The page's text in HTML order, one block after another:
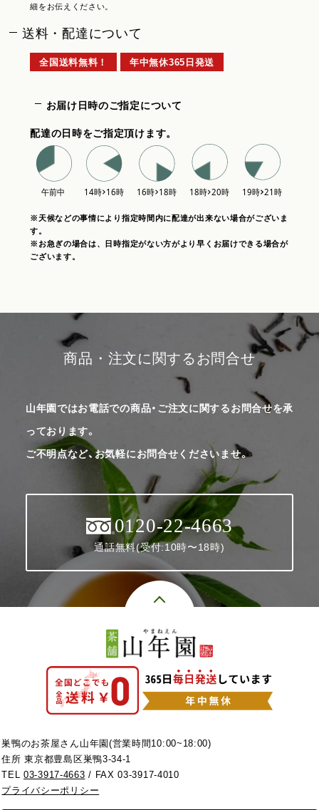
細をお伝えください。
送料・配達について
全国送料無料！ 年中無休365日発送
お届け日時のご指定について
配達の日時をご指定頂けます。
※天候などの事情により指定時間内に配達が出来ない場合がございま
す。
※お急ぎの場合は、日時指定がない方がより早くお届けできる場合が
ございます。
商品・注文に関するお問合せ
山年園ではお電話での商品・ご注文に関するお問合せを承
っております。
ご不明点など、お気軽にお問合せくださいませ。
0120-22-4663
通話無料(受付:10時〜18時)
巣鴨のお茶屋さん山年園(営業時間10:00~18:00)
住所 東京都豊島区巣鴨3-34-1
TEL03-3917-4663 / FAX 03-3917-4010
プライバシーポリシー